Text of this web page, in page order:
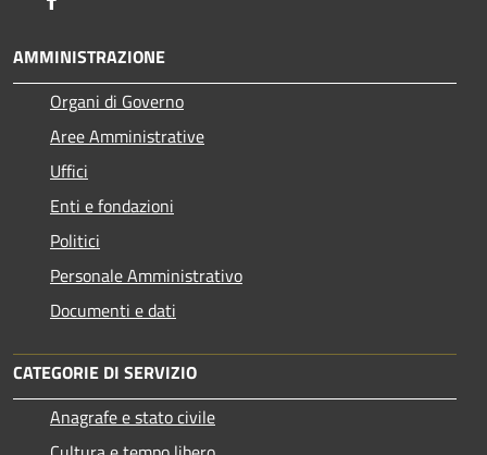
AMMINISTRAZIONE
Organi di Governo
Aree Amministrative
Uffici
Enti e fondazioni
Politici
Personale Amministrativo
Documenti e dati
CATEGORIE DI SERVIZIO
Anagrafe e stato civile